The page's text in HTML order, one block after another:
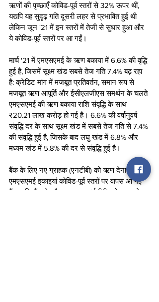
ऋणों की पृच्छाएँ कोविड-पूर्व ​​स्तरों से 32% ऊपर थीं,
यद्यपि यह सुदृढ़ गति दूसरी लहर से प्रभावित हुई थी
लेकिन जून '21 में इन ​​स्तरों में तेजी से सुधार हुआ और
ये कोविड-पूर्व स्तरों पर आ गईं।
मार्च '21 में एमएसएमई के ऋण बकाया में 6.6% की वृद्धि
हुई है, जिसमें सूक्ष्म खंड सबसे तेज गति 7.4% बढ़ रहा
है: क्रेडिट मांग में मजबूत प्रतिवर्तन, समान रूप से
मजबूत ऋण आपूर्ति और ईसीएलजीएस समर्थन के चलते
एमएसएमई की ऋण बकाया राशि संवृद्धि के साथ
₹20.21 लाख करोड़ हो गई है। 6.6% की वर्षानुवर्ष
संवृद्धि दर के साथ सूक्ष्म खंड में सबसे तेज गति से 7.4%
की संवृद्धि हुई है, जिसके बाद लघु खंड में 6.8% और
मध्यम खंड में 5.8% की दर से संवृद्धि हुई है।
बैंक के लिए नए ग्राहक (एनटीबी) को ऋण देना,
एमएसएमई इकाइयां कोविड-पूर्व स्तरों पर वापस आ गई
हैं, जबकि बैंक के मौजूदा ग्राहक (ईटीबी) को उधार देना